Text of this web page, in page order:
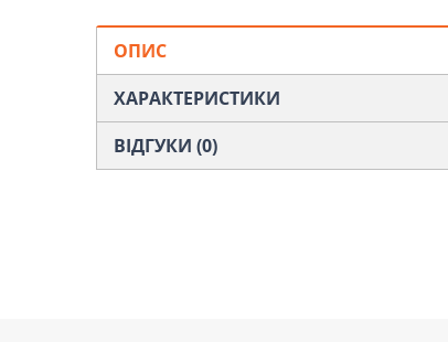
ОПИС
ХАРАКТЕРИСТИКИ
ВІДГУКИ (0)